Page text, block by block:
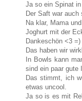
Ja so ein Spinat
Der Saft war auch
Na klar, Mama
Joghurt mit der
Dankeschön <3 =)
Das haben wir
In Bowls kann
sind ein paar gute
Das stimmt, ich
etwas uncool.
Ja so is es mit